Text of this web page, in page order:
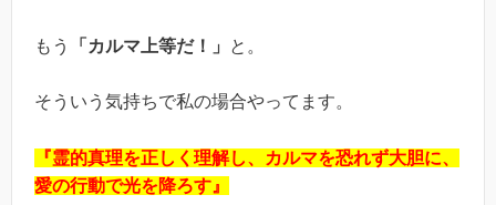
もう 「カルマ上等だ！」 と。
そういう気持ちで私の場合やってます。
『霊的真理を正しく理解し、カルマを恐れず大胆に、
愛の行動で光を降ろす』